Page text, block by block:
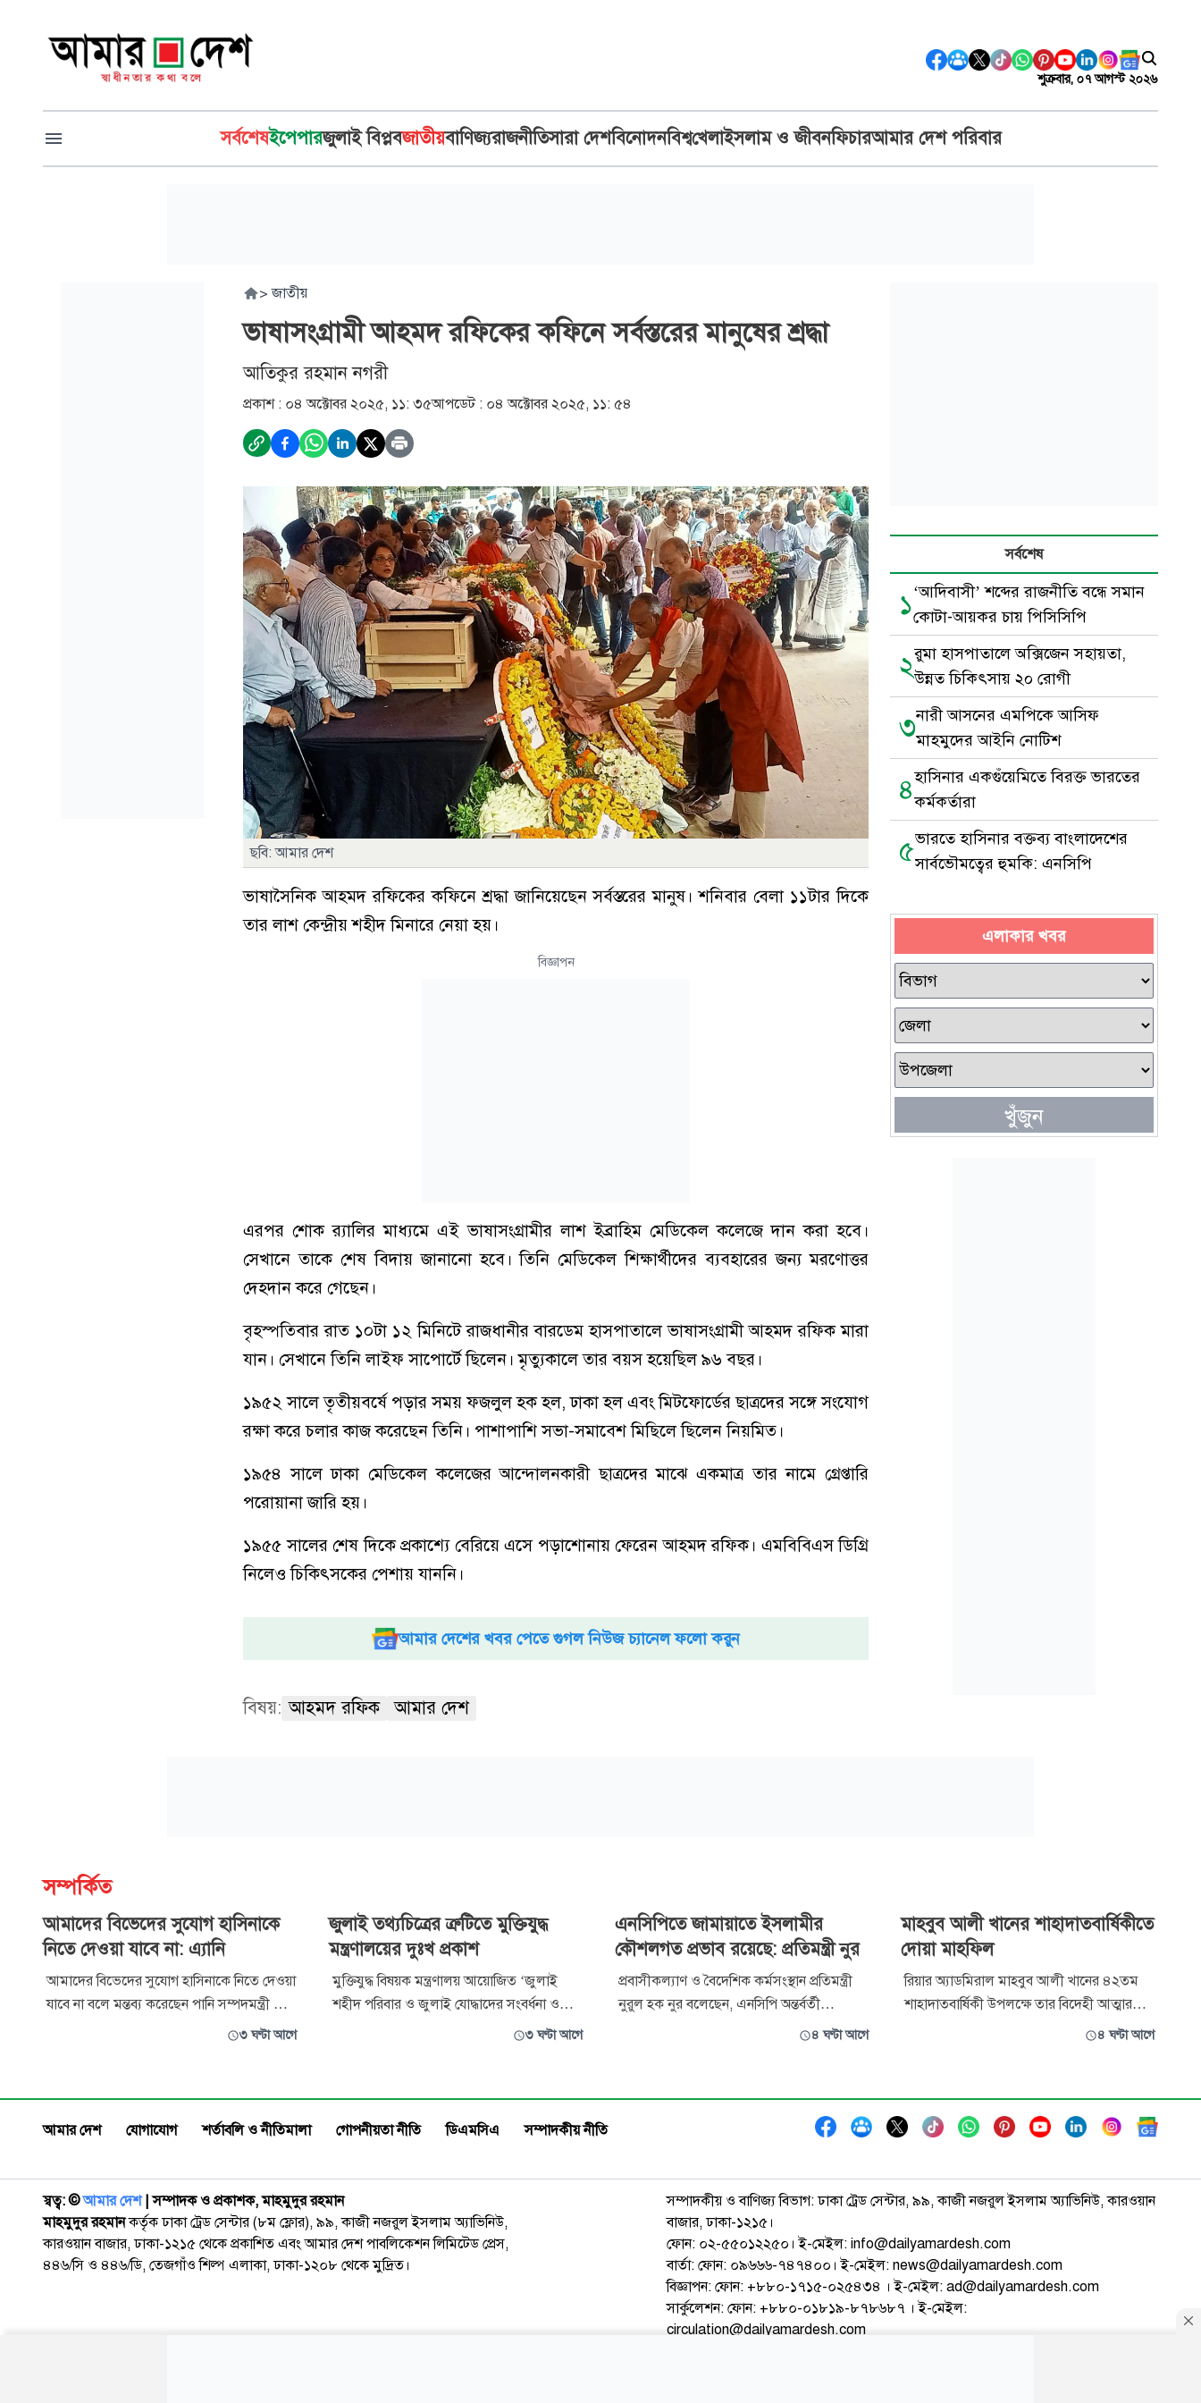
শুক্রবার, ০৭ আগস্ট ২০২৬
সর্বশেষইপেপারজুলাই বিপ্লবজাতীয়বাণিজ্যরাজনীতিসারা দেশবিনোদনবিশ্বখেলাইসলাম ও জীবনফিচারআমার দেশ পরিবার
> জাতীয়
ভাষাসংগ্রামী আহমদ রফিকের কফিনে সর্বস্তরের মানুষের শ্রদ্ধা
আতিকুর রহমান নগরী
প্রকাশ : ০৪ অক্টোবর ২০২৫, ১১: ৩৫আপডেট : ০৪ অক্টোবর ২০২৫, ১১: ৫৪
ছবি: আমার দেশ
ভাষাসৈনিক আহমদ রফিকের কফিনে শ্রদ্ধা জানিয়েছেন সর্বস্তরের মানুষ। শনিবার বেলা ১১টার দিকে
তার লাশ কেন্দ্রীয় শহীদ মিনারে নেয়া হয়।
বিজ্ঞাপন
এরপর শোক র‌্যালির মাধ্যমে এই ভাষাসংগ্রামীর লাশ ইব্রাহিম মেডিকেল কলেজে দান করা হবে।
সেখানে তাকে শেষ বিদায় জানানো হবে। তিনি মেডিকেল শিক্ষার্থীদের ব্যবহারের জন্য মরণোত্তর
দেহদান করে গেছেন।
বৃহস্পতিবার রাত ১০টা ১২ মিনিটে রাজধানীর বারডেম হাসপাতালে ভাষাসংগ্রামী আহমদ রফিক মারা
যান। সেখানে তিনি লাইফ সাপোর্টে ছিলেন। মৃত্যুকালে তার বয়স হয়েছিল ৯৬ বছর।
১৯৫২ সালে তৃতীয়বর্ষে পড়ার সময় ফজলুল হক হল, ঢাকা হল এবং মিটফোর্ডের ছাত্রদের সঙ্গে সংযোগ
রক্ষা করে চলার কাজ করেছেন তিনি। পাশাপাশি সভা-সমাবেশ মিছিলে ছিলেন নিয়মিত।
১৯৫৪ সালে ঢাকা মেডিকেল কলেজের আন্দোলনকারী ছাত্রদের মাঝে একমাত্র তার নামে গ্রেপ্তারি
পরোয়ানা জারি হয়।
১৯৫৫ সালের শেষ দিকে প্রকাশ্যে বেরিয়ে এসে পড়াশোনায় ফেরেন আহমদ রফিক। এমবিবিএস ডিগ্রি
নিলেও চিকিৎসকের পেশায় যাননি।
আমার দেশের খবর পেতে গুগল নিউজ চ্যানেল ফলো করুন
বিষয়: আহমদ রফিক আমার দেশ
সর্বশেষ
১‘আদিবাসী’ শব্দের রাজনীতি বন্ধে সমান
কোটা-আয়কর চায় পিসিসিপি
২রুমা হাসপাতালে অক্সিজেন সহায়তা,
উন্নত চিকিৎসায় ২০ রোগী
৩নারী আসনের এমপিকে আসিফ
মাহমুদের আইনি নোটিশ
৪হাসিনার একগুঁয়েমিতে বিরক্ত ভারতের
কর্মকর্তারা
৫ভারতে হাসিনার বক্তব্য বাংলাদেশের
সার্বভৌমত্বের হুমকি: এনসিপি
এলাকার খবর
খুঁজুন
সম্পর্কিত
আমাদের বিভেদের সুযোগ হাসিনাকে
নিতে দেওয়া যাবে না: এ্যানি
আমাদের বিভেদের সুযোগ হাসিনাকে নিতে দেওয়া
যাবে না বলে মন্তব্য করেছেন পানি সম্পদমন্ত্রী মো.
শহীদউদ্দীন চৌধুরী এ্যানি। বৃহস্পতিবার (৬
বিশ্ববিদ্যালয়ে প্রশাসনের উদ্যোগে আয়োজিত
দোয়া ও আলোচনা সভায় প্রধান অতিথির বক্ত
৩ ঘণ্টা আগে
জুলাই তথ্যচিত্রের ত্রুটিতে মুক্তিযুদ্ধ
মন্ত্রণালয়ের দুঃখ প্রকাশ
মুক্তিযুদ্ধ বিষয়ক মন্ত্রণালয় আয়োজিত ‘জুলাই
শহীদ পরিবার ও জুলাই যোদ্ধাদের সংবর্ধনা ও
আলোচনা সভায় প্রদর্শিত জুলাই গণঅভ্যুত্থান
বিতর্কের প্রেক্ষাপটে আন্তরিক দুঃখ প্রকাশ করেছে
মন্ত্রণালয়। একইসঙ্
৩ ঘণ্টা আগে
এনসিপিতে জামায়াতে ইসলামীর
কৌশলগত প্রভাব রয়েছে: প্রতিমন্ত্রী নুর
প্রবাসীকল্যাণ ও বৈদেশিক কর্মসংস্থান প্রতিমন্ত্রী
নুরুল হক নুর বলেছেন, এনসিপি অন্তর্বর্তী
সরকারের সহায়তা ছাড়া রাজনৈতিকভাবে দাঁড়াতে
অনুপ্রবেশের মাধ্যমে রাজনৈতিক ফায়দা নেওয়ার
৪ ঘণ্টা আগে
মাহবুব আলী খানের শাহাদাতবার্ষিকীতে
দোয়া মাহফিল
রিয়ার অ্যাডমিরাল মাহবুব আলী খানের ৪২তম
শাহাদাতবার্ষিকী উপলক্ষে তার বিদেহী আত্মার
মাগফিরাত কামনা করে দোয়া মাহফিল ও ইসলামী
ধানমন্ডিস্থ ‘মাহবুব ভবনে’ মরহুমের পরিবারের
পক্ষ থেকে এ দোয়া মাহফিলের আয়োজন করা হয়।
এতে গণপ্
৪ ঘণ্টা আগে
আমার দেশ যোগাযোগ শর্তাবলি ও নীতিমালা গোপনীয়তা নীতি ডিএমসিএ সম্পাদকীয় নীতি
স্বত্ব: ©️আমার দেশ| সম্পাদক ও প্রকাশক, মাহমুদুর রহমান
মাহমুদুর রহমানকর্তৃক ঢাকা ট্রেড সেন্টার (৮ম ফ্লোর), ৯৯, কাজী নজরুল ইসলাম অ্যাভিনিউ,
কারওয়ান বাজার, ঢাকা-১২১৫ থেকে প্রকাশিত এবং আমার দেশ পাবলিকেশন লিমিটেড প্রেস,
৪৪৬/সি ও ৪৪৬/ডি, তেজগাঁও শিল্প এলাকা, ঢাকা-১২০৮ থেকে মুদ্রিত।
সম্পাদকীয় ও বাণিজ্য বিভাগ: ঢাকা ট্রেড সেন্টার, ৯৯, কাজী নজরুল ইসলাম অ্যাভিনিউ, কারওয়ান
বাজার, ঢাকা-১২১৫।
ফোন: ০২-৫৫০১২২৫০। ই-মেইল: info@dailyamardesh.com
বার্তা: ফোন: ০৯৬৬৬-৭৪৭৪০০। ই-মেইল: news@dailyamardesh.com
বিজ্ঞাপন: ফোন: +৮৮০-১৭১৫-০২৫৪৩৪ । ই-মেইল: ad@dailyamardesh.com
সার্কুলেশন: ফোন: +৮৮০-০১৮১৯-৮৭৮৬৮৭ । ই-মেইল:
circulation@dailyamardesh.com